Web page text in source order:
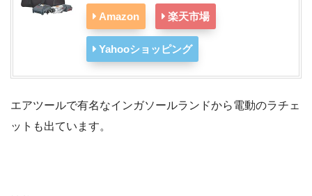
Amazon 楽天市場
Yahooショッピング
エアツールで有名なインガソールランドから電動のラチェ
ットも出ています。